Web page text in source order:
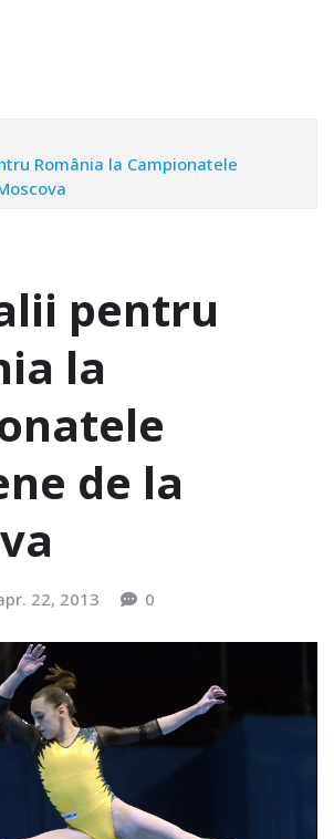
România la Campionatele
pentru
la
de la
22, 2013 0